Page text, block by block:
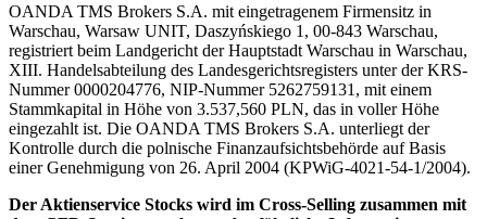
OANDA TMS Brokers S.A. mit eingetragenem Firmensitz in
Warschau, Warsaw UNIT, Daszyńskiego 1, 00-843 Warschau,
registriert beim Landgericht der Hauptstadt Warschau in Warschau,
XIII. Handelsabteilung des Landesgerichtsregisters unter der KRS-
Nummer 0000204776, NIP-Nummer 5262759131, mit einem
Stammkapital in Höhe von 3.537,560 PLN, das in voller Höhe
eingezahlt ist. Die OANDA TMS Brokers S.A. unterliegt der
Kontrolle durch die polnische Finanzaufsichtsbehörde auf Basis
einer Genehmigung von 26. April 2004 (KPWiG-4021-54-1/2004).
Der Aktienservice Stocks wird im Cross-Selling zusammen mit